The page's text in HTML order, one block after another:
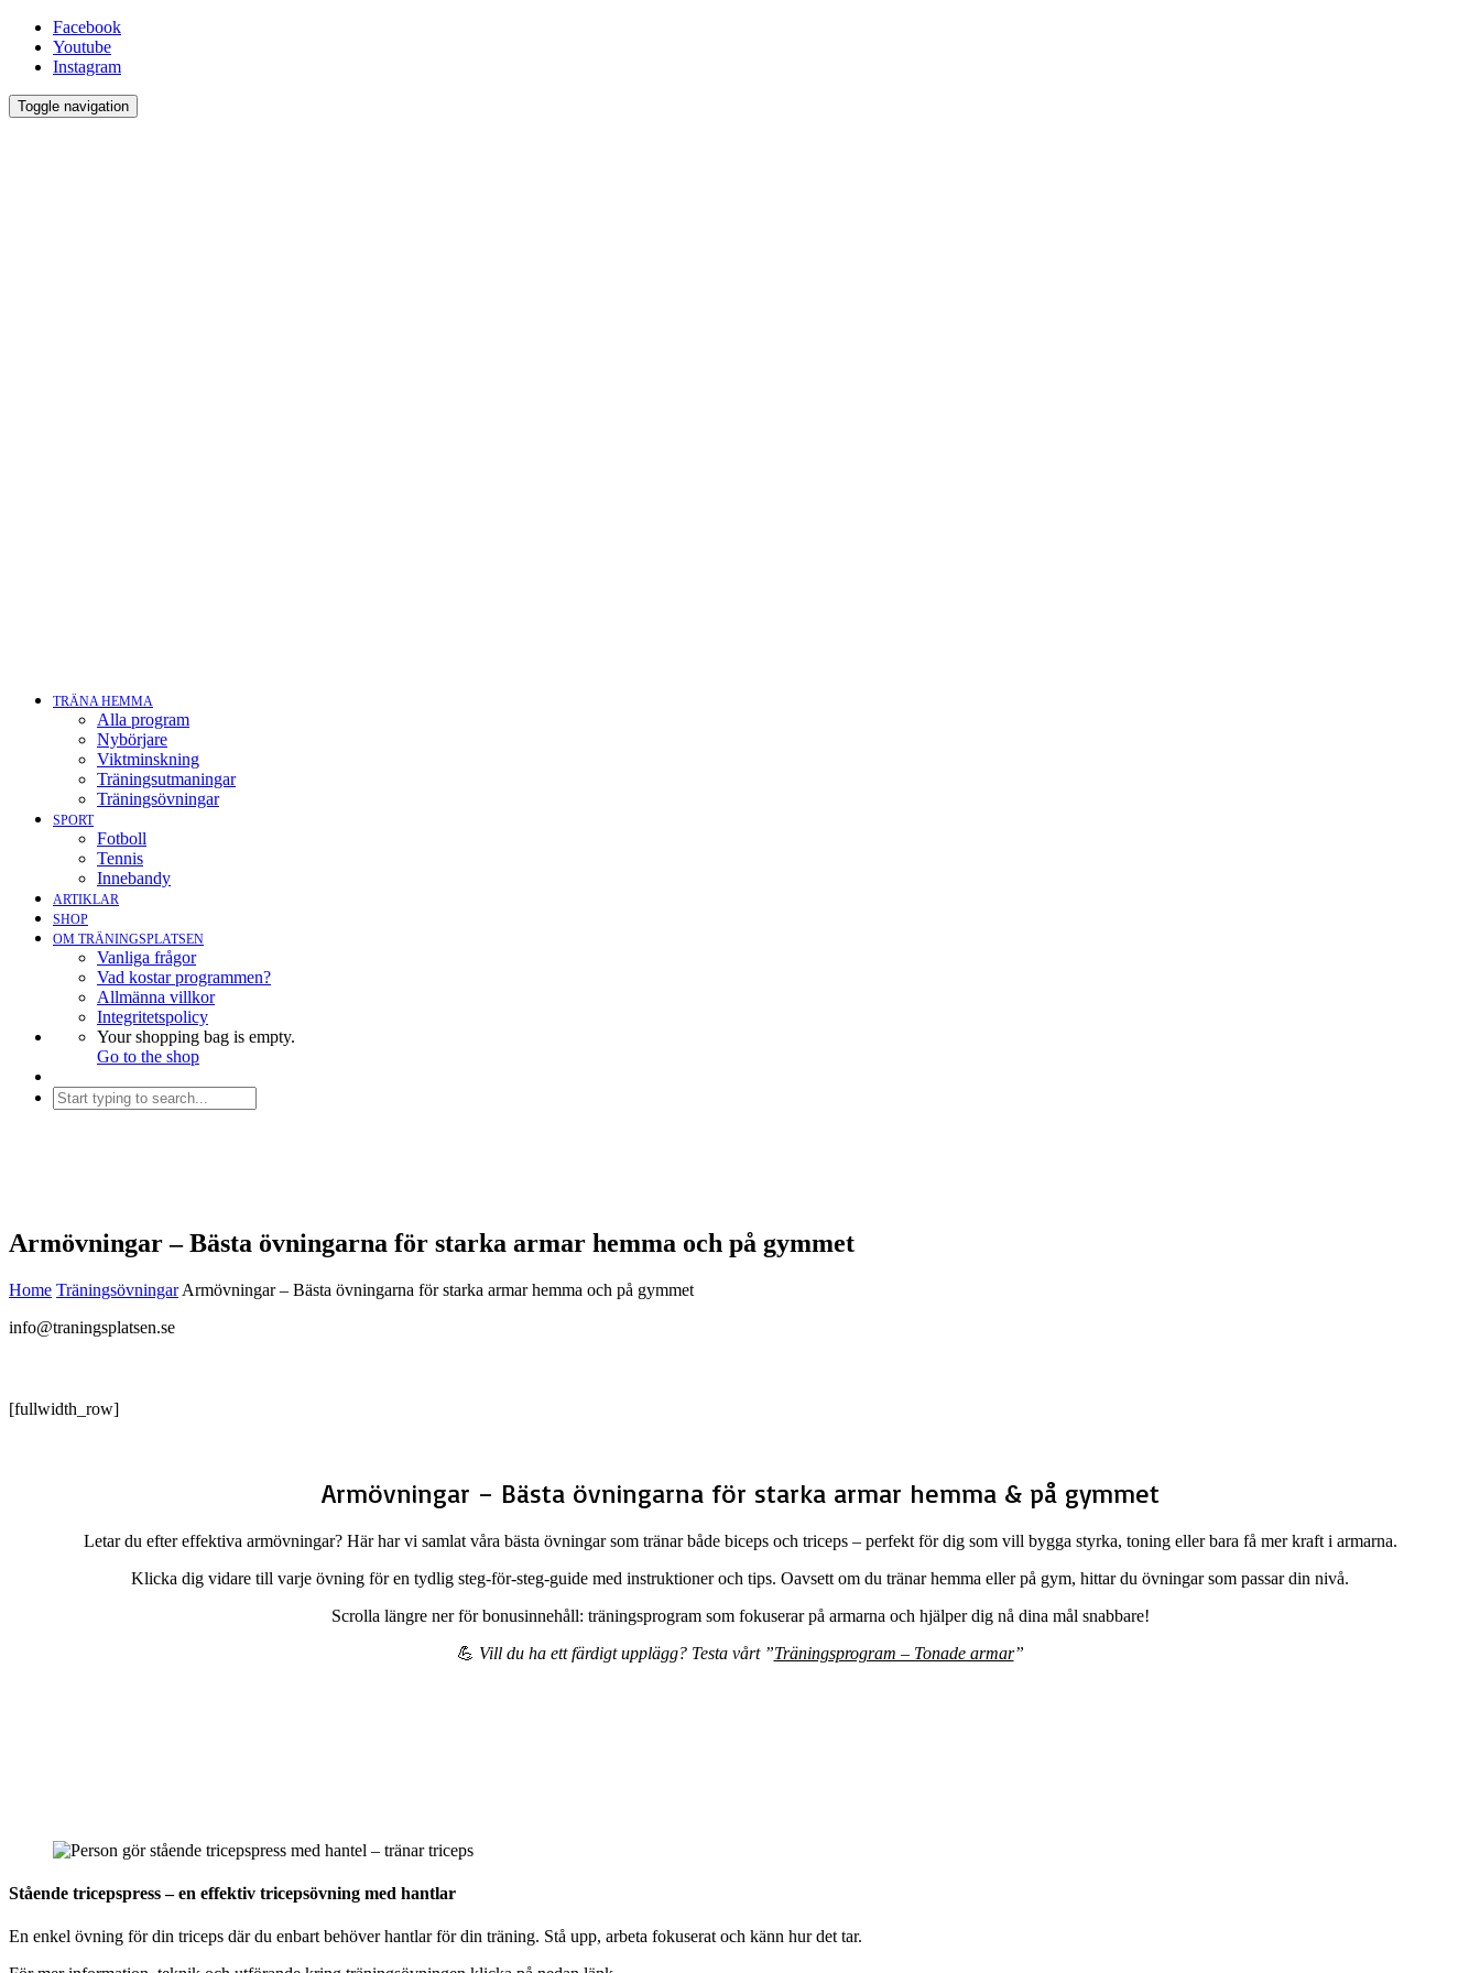
Facebook
Youtube
Instagram
Toggle navigation
TRÄNA HEMMA
Alla program
Nybörjare
Viktminskning
Träningsutmaningar
Träningsövningar
SPORT
Fotboll
Tennis
Innebandy
ARTIKLAR
SHOP
OM TRÄNINGSPLATSEN
Vanliga frågor
Vad kostar programmen?
Allmänna villkor
Integritetspolicy
Your shopping bag is empty.
Go to the shop
Armövningar – Bästa övningarna för starka armar hemma och på gymmet
Home Träningsövningar Armövningar – Bästa övningarna för starka armar hemma och på gymmet
info@traningsplatsen.se
[fullwidth_row]
Armövningar – Bästa övningarna för starka armar hemma & på gymmet
Letar du efter effektiva armövningar? Här har vi samlat våra bästa övningar som tränar både biceps och triceps – perfekt för dig som vill bygga styrka, toning eller bara få mer kraft i armarna.
Klicka dig vidare till varje övning för en tydlig steg-för-steg-guide med instruktioner och tips. Oavsett om du tränar hemma eller på gym, hittar du övningar som passar din nivå.
Scrolla längre ner för bonusinnehåll: träningsprogram som fokuserar på armarna och hjälper dig nå dina mål snabbare!
💪 Vill du ha ett färdigt upplägg? Testa vårt ”Träningsprogram – Tonade armar”
Stående tricepspress – en effektiv tricepsövning med hantlar
En enkel övning för din triceps där du enbart behöver hantlar för din träning. Stå upp, arbeta fokuserat och känn hur det tar.